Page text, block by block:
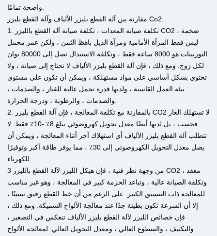
مقارنة بين آلة القطع بليزر الألياف وآلة القطع بليزر Co2:
1. تكلفة صيانة المعدات ، تكلفة صيانة آلة القطع بالليزر CO2 ضخمة ،
ليس فقط المرآة الأمامية ومرآة الذيل باهظ الثمن ، ولكن عمر محمل
التوربينات هو 8000 ساعة فقط ، وتكلفة الاستبدال تصل إلى 80000 يوان
لكل زوج. ومع ذلك ، فإن آلة القطع بليزر الألياف لا تحتاج إلى صيانة ، ولا
تحتوي بشكل أساسي على مواد مستهلكة ، ويمكن أن تكون على مستوى
بيئة العمل القاسية ، ولديها قدرة تحمل عالية للغبار ، والصدمات ،
2. بالمقارنة مع تكلفة المعالجة ، فإن آلة القطع بليزر CO2 لا تستهلك الغاز
فحسب ، بل لديها أيضًا معدل تحويل كهروضوئي يبلغ 8٪ -10٪ فقط. لا
تتطلب آلة القطع بليزر الألياف أي استهلاك آخر أثناء المعالجة ، ويمكن أن
يصل معدل التحويل الكهروضوئي إلى 30٪ ، مما يوفر طاقة أكبر وتوفيرًا
3 من وجهة نظر فنية ، فإن هيكل الليزر لآلة القطع بالليزر CO2 معقد ،
وتكلفة الصيانة عالية ، وتباعد الحزمة كبير في المعالجة ، وهو غير مناسب
للمعالجة ذات التنسيق الكبير. على الرغم من أن خط القطع رقيق نسبيًا ،
إلا أن السرعة تكون بطيئة جدًا عند معالجة الألواح السميكة. ومع ذلك ،
فإن خصائص الليزر لآلة القطع بليزر الألياف تنعكس في التصغير ،
والتكثيف ، والسطوع العالي ، ومعدل التحويل العالي. لمعالجة الألواح